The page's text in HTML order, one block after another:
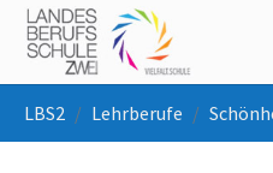
Skip to main navigation
Skip to main content
Skip to page footer
LBS2 Lehrberufe